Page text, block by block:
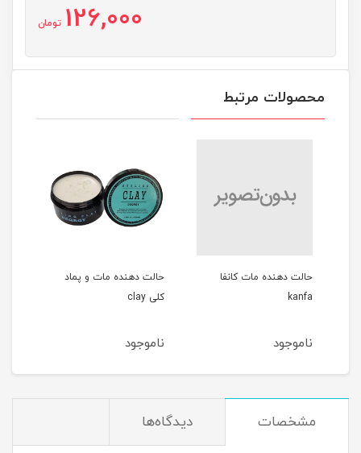
126,000 تومان
محصولات مرتبط
حالت دهنده مات و پماد
مشخصات دیدگاه‌ها